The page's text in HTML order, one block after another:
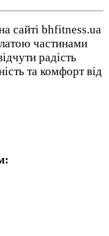
сайті bhfitness.ua
частинами
радість
та комфорт від